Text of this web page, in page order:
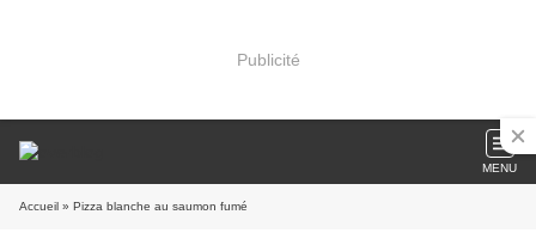
Publicité
MENU
Accueil » Pizza blanche au saumon fumé